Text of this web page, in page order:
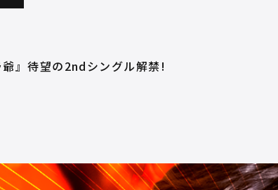
爺』待望の2ndシングル解禁!